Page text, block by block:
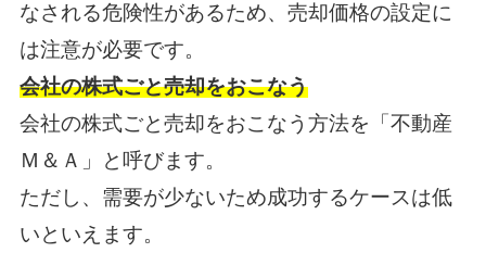
なされる危険性があるため、売却価格の設定に
は注意が必要です。
会社の株式ごと売却をおこなう
会社の株式ごと売却をおこなう方法を「不動産
Ｍ＆Ａ」と呼びます。
ただし、需要が少ないため成功するケースは低
いといえます。